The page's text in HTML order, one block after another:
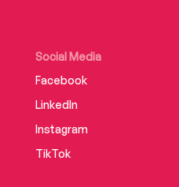
Social Media
Facebook
LinkedIn
Instagram
TikTok